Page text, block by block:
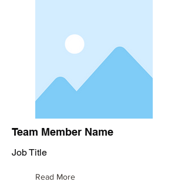
Team Member Name
Job Title
Read More